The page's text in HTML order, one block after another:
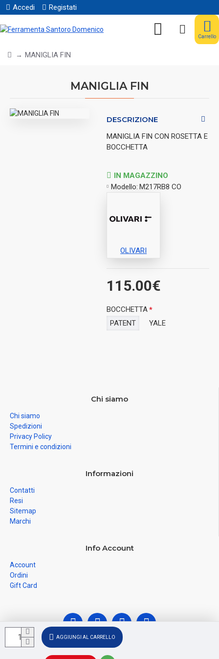
Accedi Registati
Carrello
MANIGLIA FIN
MANIGLIA FIN
DESCRIZIONE
MANIGLIA FIN CON ROSETTA E
BOCCHETTA
115.00€
IN MAGAZZINO
Modello: M217RB8 CO
OLIVARI
BOCCHETTA
PATENT
YALE
AGGIUNGI AL CARRELLO
Chi siamo
Chi siamo
Spedizioni
Privacy Policy
Termini e condizioni
Informazioni
Contatti
Resi
Sitemap
Marchi
Info Account
Account
Ordini
Gift Card